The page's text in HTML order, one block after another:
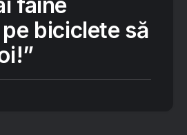
biciclete să